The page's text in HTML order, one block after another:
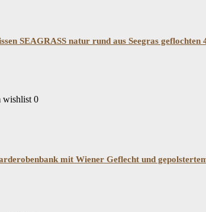
SEAGRASS natur rund aus Seegras geflochten
wishlist 0
mit Wiener Geflecht und